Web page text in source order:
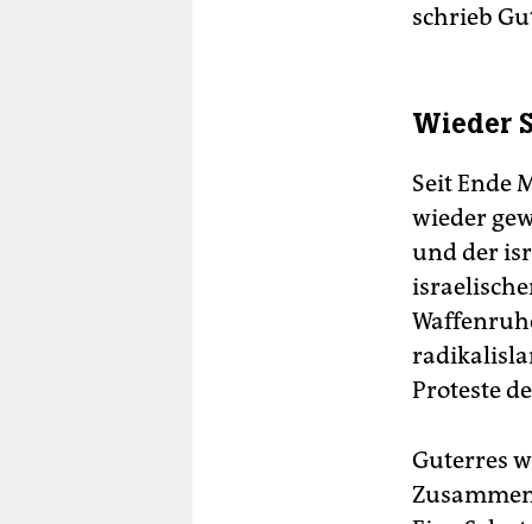
schrieb
Wieder
Seit Ende
wieder
und der
Proteste
Guterres